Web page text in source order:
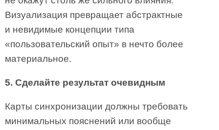
Визуализация превращает абстрактные
и невидимые концепции типа
«пользовательский опыт» в нечто более
материальное.
5. Сделайте результат очевидным
Карты синхронизации должны требовать
минимальных пояснений или вообще